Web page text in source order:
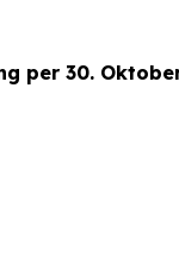
per 30.